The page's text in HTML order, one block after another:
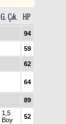
G. Çık. HP
94
59
62
64
89
1,5
Boy
52